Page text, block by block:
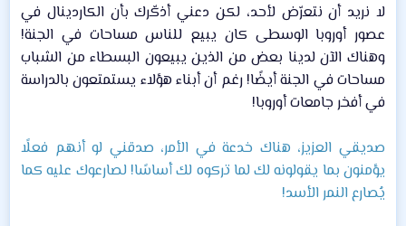
لا نريد أن نتعرّض لأحد، لكن دعني أذكّرك بأن الكاردينال في
عصور أوروبا الوسطى كان يبيع للناس مساحات في الجنة!
وهناك الآن لدينا بعض من الذين يبيعون البسطاء من الشباب
مساحات في الجنة أيضًا! رغم أن أبناء هؤلاء يستمتعون بالدراسة
في أفخر جامعات أوروبا!​
صديقي العزيز، هناك خدعة في الأمر، صدقني لو أنهم فعلًا
يؤمنون بما يقولونه لك لما تركوه لك أساسًا! لصارعوك عليه كما
يُصارع النمر الأسد!